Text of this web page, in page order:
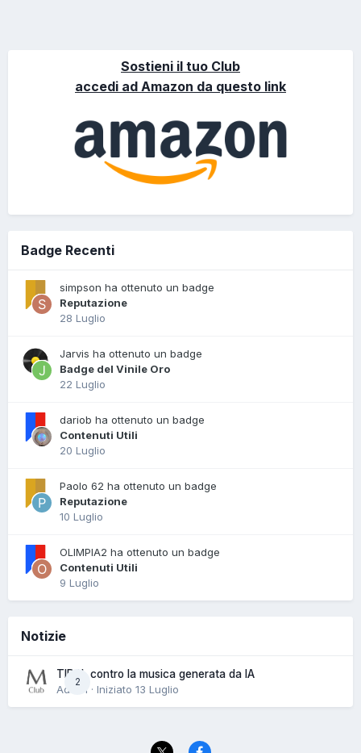
Sostieni il tuo Club
accedi ad Amazon da questo link
Badge Recenti
simpson ha ottenuto un badge
Reputazione
28 Luglio
Jarvis ha ottenuto un badge
Badge del Vinile Oro
22 Luglio
dariob ha ottenuto un badge
Contenuti Utili
20 Luglio
Paolo 62 ha ottenuto un badge
Reputazione
10 Luglio
OLIMPIA2 ha ottenuto un badge
Contenuti Utili
9 Luglio
Notizie
2
TIDAL contro la musica generata da IA
Admin · Iniziato 13 Luglio